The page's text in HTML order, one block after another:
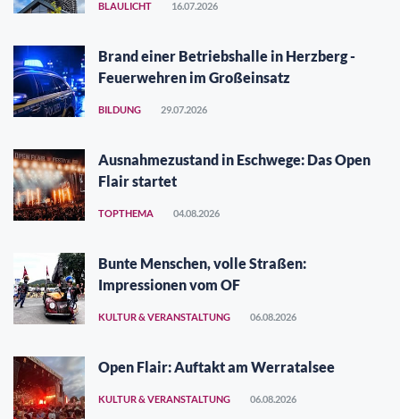
BLAULICHT 16.07.2026
Brand einer Betriebshalle in Herzberg -
Feuerwehren im Großeinsatz
BILDUNG 29.07.2026
Ausnahmezustand in Eschwege: Das Open
Flair startet
TOPTHEMA 04.08.2026
Bunte Menschen, volle Straßen:
Impressionen vom OF
KULTUR & VERANSTALTUNG 06.08.2026
Open Flair: Auftakt am Werratalsee
KULTUR & VERANSTALTUNG 06.08.2026